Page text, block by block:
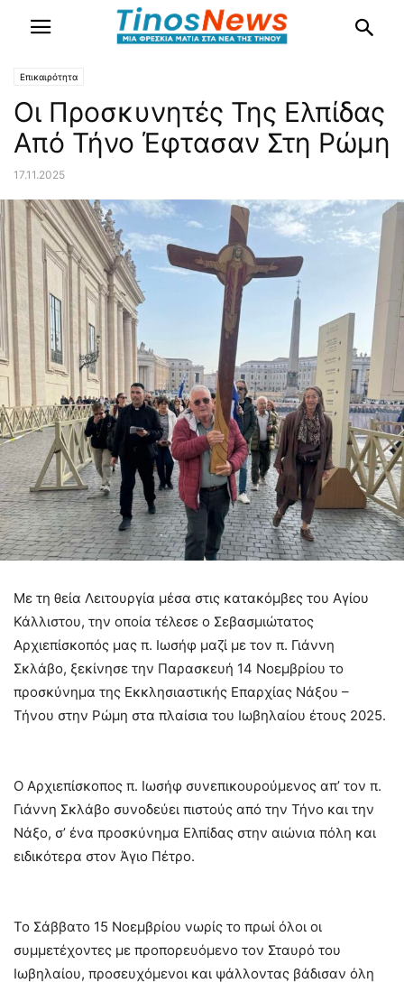
Επικαιρότητα
Οι Προσκυνητές Της Ελπίδας
Από Τήνο Έφτασαν Στη Ρώμη
17.11.2025
Με τη θεία Λειτουργία μέσα στις κατακόμβες του Αγίου
Κάλλιστου, την οποία τέλεσε ο Σεβασμιώτατος
Αρχιεπίσκοπός μας π. Ιωσήφ μαζί με τον π. Γιάννη
Σκλάβο, ξεκίνησε την Παρασκευή 14 Νοεμβρίου το
προσκύνημα της Εκκλησιαστικής Επαρχίας Νάξου –
Τήνου στην Ρώμη στα πλαίσια του Ιωβηλαίου έτους 2025.
Ο Αρχιεπίσκοπος π. Ιωσήφ συνεπικουρούμενος απ’ τον π.
Γιάννη Σκλάβο συνοδεύει πιστούς από την Τήνο και την
Νάξο, σ’ ένα προσκύνημα Ελπίδας στην αιώνια πόλη και
ειδικότερα στον Άγιο Πέτρο.
Το Σάββατο 15 Νοεμβρίου νωρίς το πρωί όλοι οι
συμμετέχοντες με προπορευόμενο τον Σταυρό του
Ιωβηλαίου, προσευχόμενοι και ψάλλοντας βάδισαν όλη